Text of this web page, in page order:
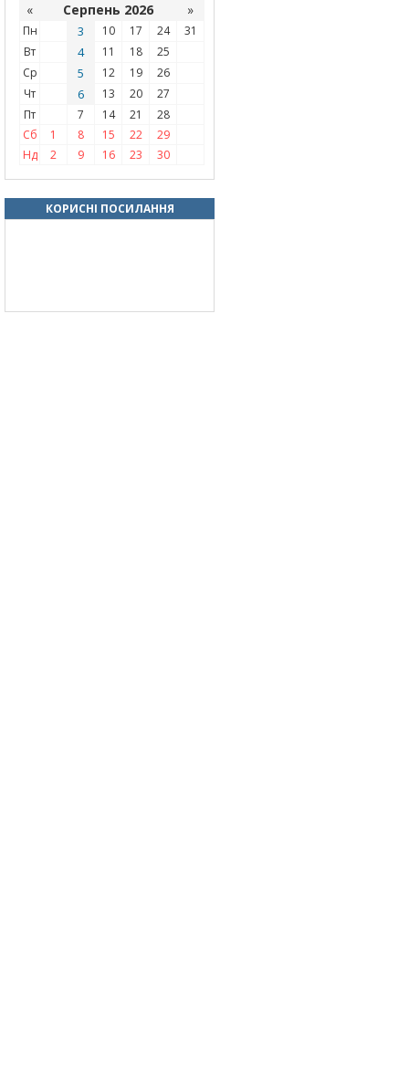
« Серпень 2026 »
Пн 3 10 17 24
31
Вт
4 11 18
25
Ср
5 12 19
26
Чт
6 13 20
27
Пт
7 14 21
28
Сб
1 8 15 22
29
Нд
2 9 16 23 30
КОРИСНІ ПОСИЛАННЯ